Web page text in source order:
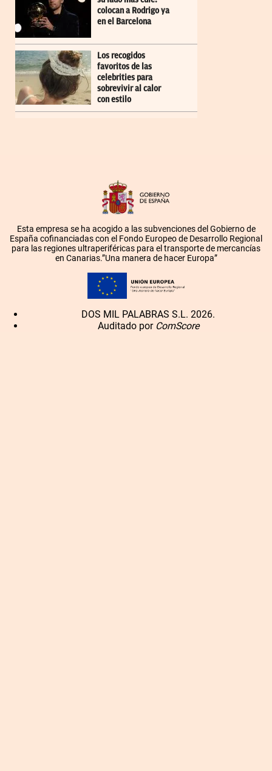
colocan a Rodrigo ya
en el Barcelona
Los recogidos
favoritos de las
celebrities para
sobrevivir al calor
con estilo
Esta empresa se ha acogido a las subvenciones del Gobierno de
España cofinanciadas con el Fondo Europeo de Desarrollo Regional
para las regiones ultraperiféricas para el transporte de mercancías
en Canarias.”Una manera de hacer Europa”
DOS MIL PALABRAS S.L. 2026.
Auditado por ComScore